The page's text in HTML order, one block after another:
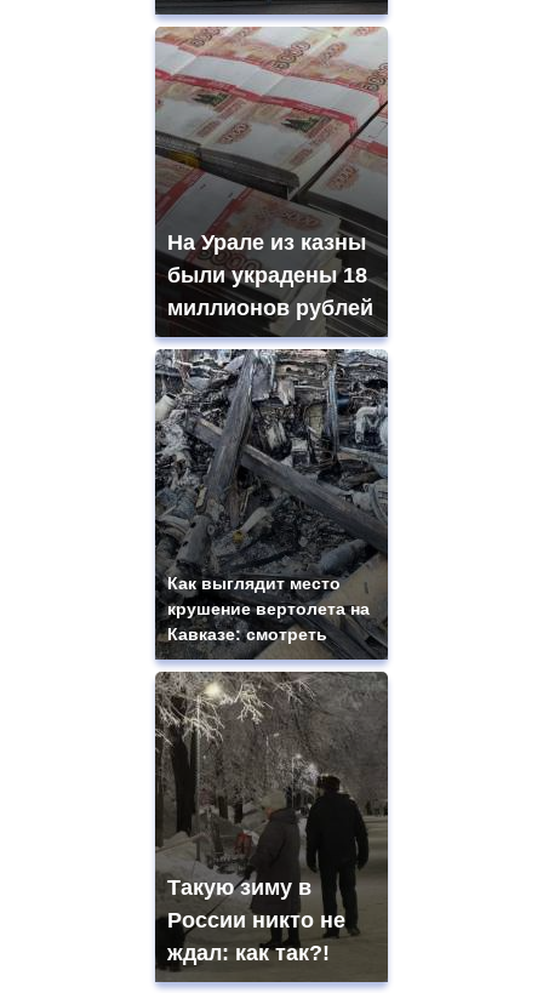
На Урале из казны
были украдены 18
миллионов рублей
Как выглядит место
крушение вертолета на
Кавказе: смотреть
Такую зиму в
России никто не
ждал: как так?!